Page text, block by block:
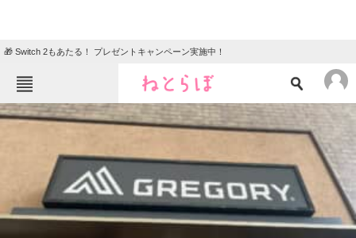
🎁 Switch 2もあたる！ プレゼントキャンペーン実施中！
ねとらぼメニュー
ニュース
クイズ
グルメ 地域
教育・育児